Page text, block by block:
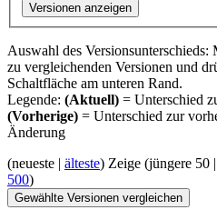
Versionen anzeigen
Auswahl des
zu vergleichenden Versionen und
Schaltfläche am unteren Rand.
Legende: (Aktuell) = Unterschied
(Vorherige) = Unterschied zur
Änderung
(neueste | älteste) Zeige (jüngere 50 |
500)